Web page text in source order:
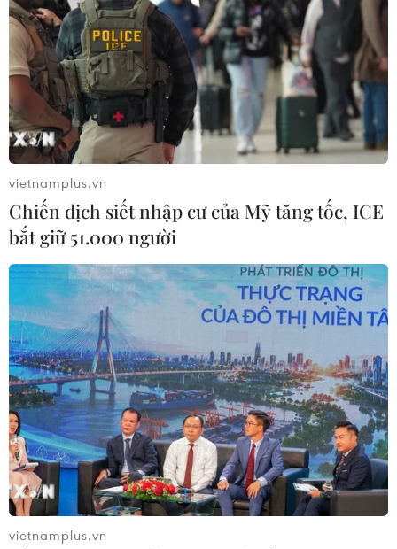
vietnamplus.vn
Chiến dịch siết nhập cư của Mỹ tăng tốc, ICE
bắt giữ 51.000 người
vietnamplus.vn